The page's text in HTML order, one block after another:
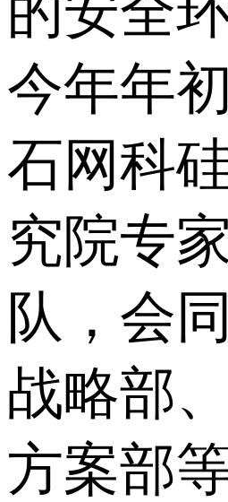
今年年
石网科
究院专
队，会
战略部
方案部